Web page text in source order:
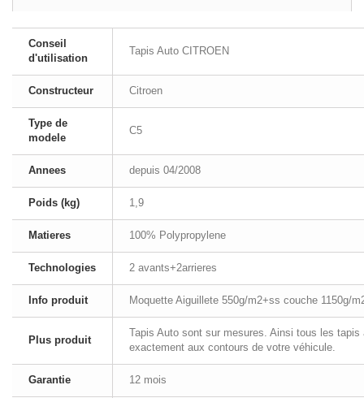
Conseil
d'utilisation
Tapis Auto CITROEN
Constructeur Citroen
Type de
modele
C5
Annees depuis 04/2008
Poids (kg) 1,9
Matieres 100% Polypropylene
Technologies 2 avants+2arrieres
Info produit Moquette Aiguillete 550g/m2+ss couche 1150g/
Plus produit
Tapis Auto sont sur mesures. Ainsi tous les
exactement aux contours de votre véhicule.
Garantie 12 mois